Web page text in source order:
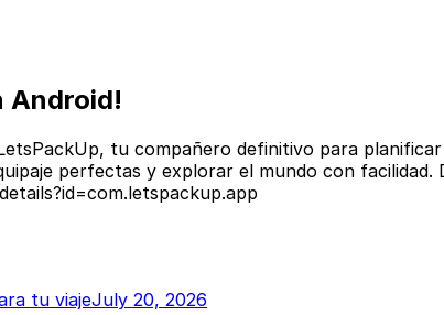
Android!
tu compañero definitivo para
perfectas y explorar el mundo con
tu viajeJuly 20, 2026